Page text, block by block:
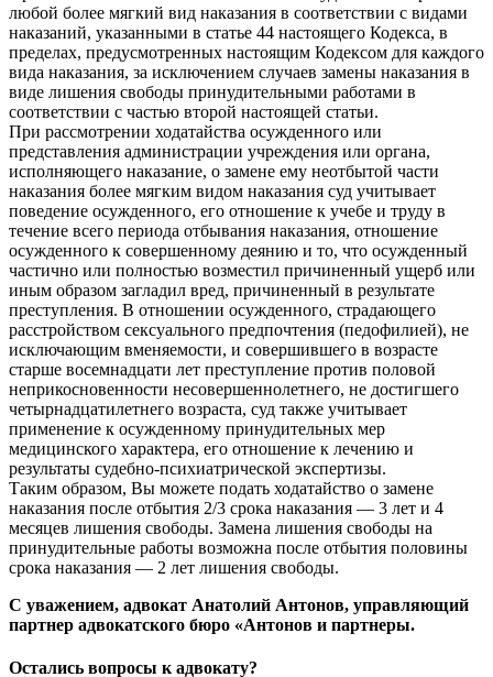
любой более мягкий вид наказания в соответствии с видами
наказаний, указанными в статье 44 настоящего Кодекса, в
пределах, предусмотренных настоящим Кодексом для каждого
вида наказания, за исключением случаев замены наказания в
виде лишения свободы принудительными работами в
соответствии с частью второй настоящей статьи.
При рассмотрении ходатайства осужденного или
представления администрации учреждения или органа,
исполняющего наказание, о замене ему неотбытой части
наказания более мягким видом наказания суд учитывает
поведение осужденного, его отношение к учебе и труду в
течение всего периода отбывания наказания, отношение
осужденного к совершенному деянию и то, что осужденный
частично или полностью возместил причиненный ущерб или
иным образом загладил вред, причиненный в результате
преступления. В отношении осужденного, страдающего
расстройством сексуального предпочтения (педофилией), не
исключающим вменяемости, и совершившего в возрасте
старше восемнадцати лет преступление против половой
неприкосновенности несовершеннолетнего, не достигшего
четырнадцатилетнего возраста, суд также учитывает
применение к осужденному принудительных мер
медицинского характера, его отношение к лечению и
результаты судебно-психиатрической экспертизы.
Таким образом, Вы можете подать ходатайство о замене
наказания после отбытия 2/3 срока наказания — 3 лет и 4
месяцев лишения свободы. Замена лишения свободы на
принудительные работы возможна после отбытия половины
срока наказания — 2 лет лишения свободы.
С уважением, адвокат Анатолий Антонов, управляющий
партнер адвокатского бюро «Антонов и партнеры.
Остались вопросы к адвокату?